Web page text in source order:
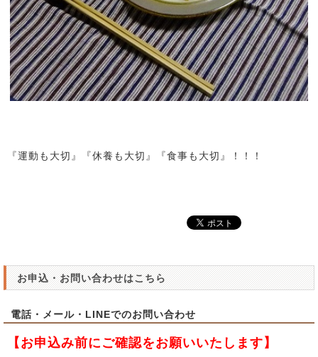
『運動も大切』『休養も大切』『食事も大切』！！！
お申込・お問い合わせはこちら
電話・メール・LINEでのお問い合わせ
【お申込み前にご確認をお願いいたします】